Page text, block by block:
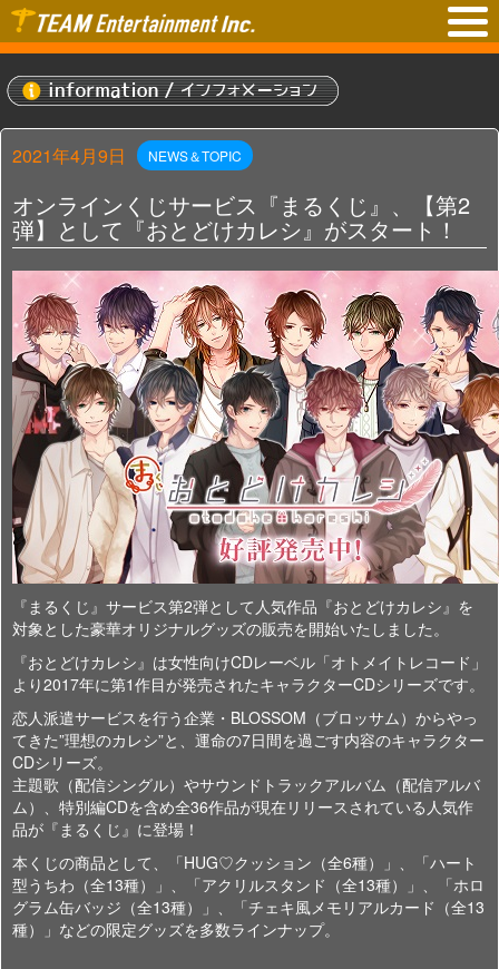
2021年4月9日 NEWS＆TOPIC
オンラインくじサービス『まるくじ』、【第2
弾】として『おとどけカレシ』がスタート！
『まるくじ』サービス第2弾として人気作品『おとどけカレシ』を
対象とした豪華オリジナルグッズの販売を開始いたしました。
『おとどけカレシ』は女性向けCDレーベル「オトメイトレコード」
より2017年に第1作目が発売されたキャラクターCDシリーズです。
恋人派遣サービスを行う企業・BLOSSOM（ブロッサム）からやっ
てきた”理想のカレシ”と、運命の7日間を過ごす内容のキャラクター
CDシリーズ。
主題歌（配信シングル）やサウンドトラックアルバム（配信アルバ
ム）、特別編CDを含め全36作品が現在リリースされている人気作
品が『まるくじ』に登場！
本くじの商品として、「HUG♡クッション（全6種）」、「ハート
型うちわ（全13種）」、「アクリルスタンド（全13種）」、「ホロ
グラム缶バッジ（全13種）」、「チェキ風メモリアルカード（全13
種）」などの限定グッズを多数ラインナップ。